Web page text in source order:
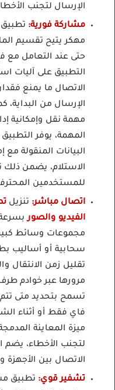
الإرسال لتجنب
مشاركة فورية:
مهكر يتيح تقسيم
حتى عند التعامل مع
التطبيق على آليات
الاتصال ما يمنع
الإرسال من البداية،
مهمة نقل وإمكانية
المهمة، يوفر
البيانات المنقولة مع
الاستلام، يضمن ذلك
للمستخدمين
اتصال مباشر: تنزيل
الفيديو والصور
مجموعات وسائط
سحابية أو أساليب
تقليل زمن الانتقال
مرورها عبر خوادم
تسمح بتحديد متى تتم
فاي فقط أو أثناء
ميزة المعاينة
لتجنب الأخطاء، يضم
الاتصال بين الأجهزة
تشفير قوي: